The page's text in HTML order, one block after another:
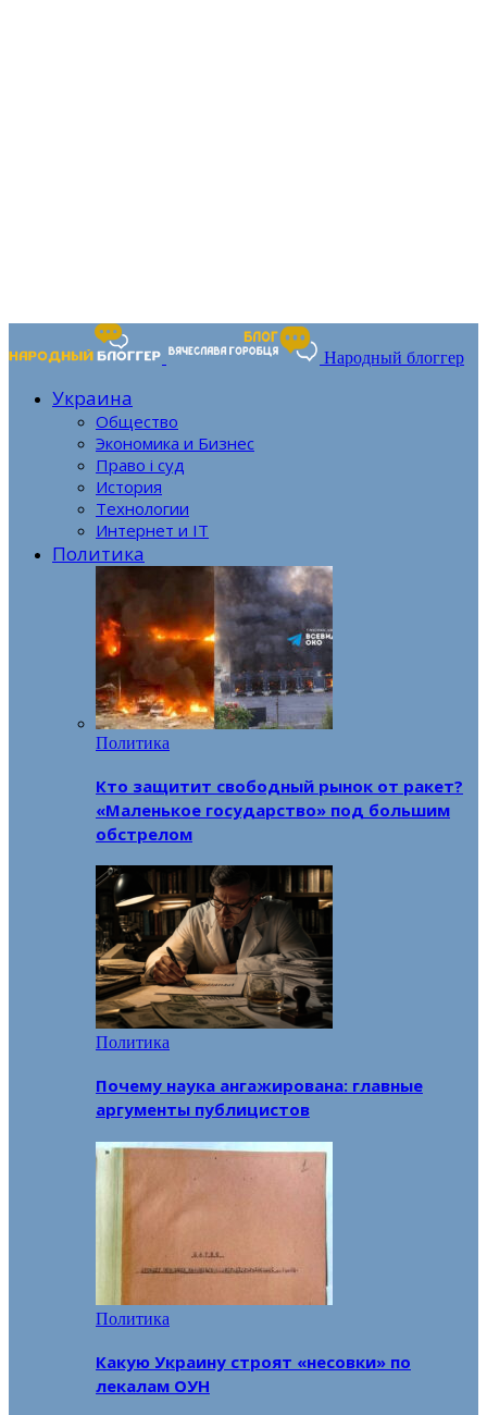
Народный блоггер
Украина
Общество
Экономика и Бизнес
Право і суд
История
Технологии
Интернет и IT
Политика
Политика
Кто защитит свободный рынок от ракет?
«Маленькое государство» под большим
обстрелом
Политика
Почему наука ангажирована: главные
аргументы публицистов
Политика
Какую Украину строят «несовки» по
лекалам ОУН